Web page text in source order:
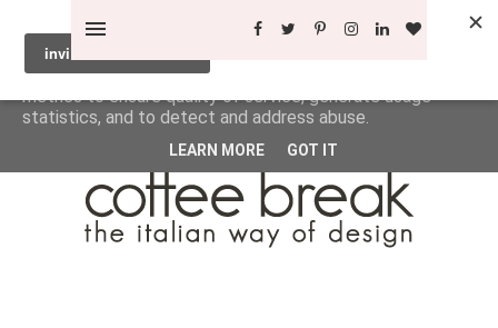
This site uses cookies from Google to deliver its services
and to analyze traffic. Your IP address and user-agent are
shared with Google along with performance and security
metrics to ensure quality of service, generate usage
statistics, and to detect and address abuse.
LEARN MORE GOT IT